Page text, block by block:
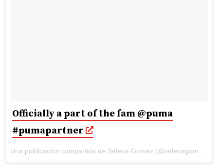
Officially a part of the fam @puma
#pumapartner